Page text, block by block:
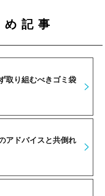
記事
取り組むべきゴミ袋
アドバイスと共倒れ